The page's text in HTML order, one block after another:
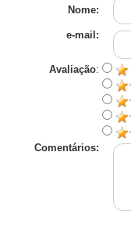
Nome:
e-mail:
Avaliação:
Comentários: